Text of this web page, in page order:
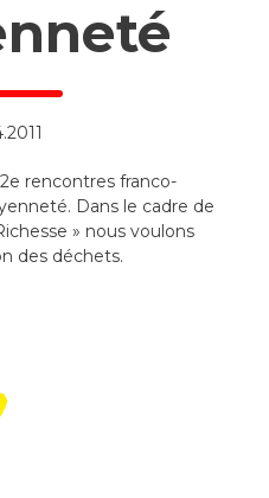
rencontres franco-
Dans le cadre de
» nous voulons
des déchets.